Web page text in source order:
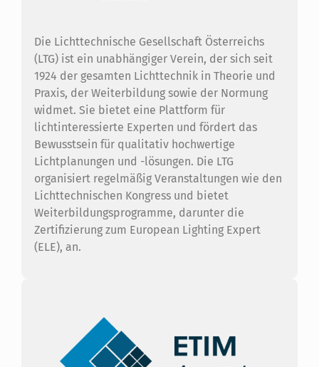
Die Lichttechnische Gesellschaft Österreichs
(LTG) ist ein unabhängiger Verein, der sich seit
1924 der gesamten Lichttechnik in Theorie und
Praxis, der Weiterbildung sowie der Normung
widmet. Sie bietet eine Plattform für
lichtinteressierte Experten und fördert das
Bewusstsein für qualitativ hochwertige
Lichtplanungen und -lösungen. Die LTG
organisiert regelmäßig Veranstaltungen wie den
Lichttechnischen Kongress und bietet
Weiterbildungsprogramme, darunter die
Zertifizierung zum European Lighting Expert
(ELE), an.